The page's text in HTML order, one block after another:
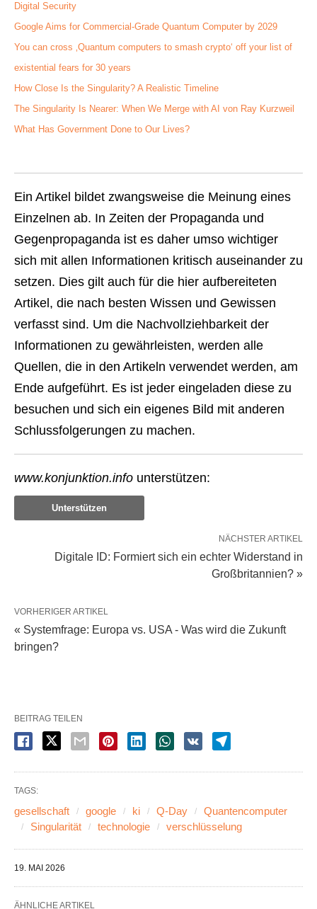
Digital Security
Google Aims for Commercial-Grade Quantum Computer by 2029
You can cross ‚Quantum computers to smash crypto‘ off your list of
existential fears for 30 years
How Close Is the Singularity? A Realistic Timeline
The Singularity Is Nearer: When We Merge with AI von Ray Kurzweil
What Has Government Done to Our Lives?
Ein Artikel bildet zwangsweise die Meinung eines
Einzelnen ab. In Zeiten der Propaganda und
Gegenpropaganda ist es daher umso wichtiger
sich mit allen Informationen kritisch auseinander zu
setzen. Dies gilt auch für die hier aufbereiteten
Artikel, die nach besten Wissen und Gewissen
verfasst sind. Um die Nachvollziehbarkeit der
Informationen zu gewährleisten, werden alle
Quellen, die in den Artikeln verwendet werden, am
Ende aufgeführt. Es ist jeder eingeladen diese zu
besuchen und sich ein eigenes Bild mit anderen
Schlussfolgerungen zu machen.
www.konjunktion.info unterstützen:
Unterstützen
NÄCHSTER ARTIKEL
Digitale ID: Formiert sich ein echter Widerstand in
Großbritannien? »
VORHERIGER ARTIKEL
« Systemfrage: Europa vs. USA - Was wird die Zukunft
bringen?
BEITRAG TEILEN
TAGS:
gesellschaft google ki Q-Day
Quantencomputer
Singularität
technologie verschlüsselung
19. MAI 2026
ÄHNLICHE ARTIKEL